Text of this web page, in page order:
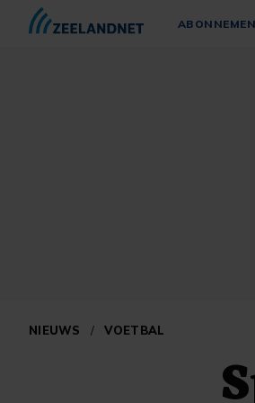
NIEUWS / VOETBAL